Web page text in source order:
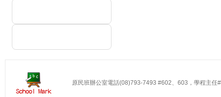
原民班辦公室電話(08)793-7493 #602、603，學程主